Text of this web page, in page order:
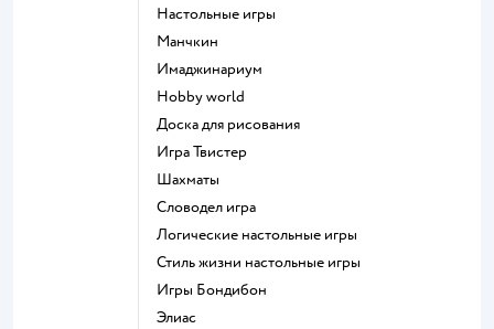
Настольные игры
Манчкин
Имаджинариум
Hobby world
Доска для рисования
Игра Твистер
Шахматы
Словодел игра
Логические настольные игры
Стиль жизни настольные игры
Игры Бондибон
Элиас